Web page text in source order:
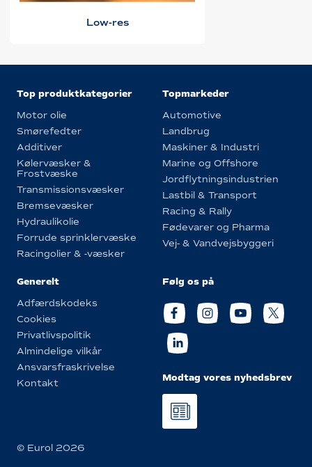
Low-res
Top produktkategorier
Motor olie
Smørefedter
Additiver
Kølervæsker &
Frostvæske
Transmissionsvæsker
Bremsevæsker
Hydraulikolie
Forrude sprinklervæske
Racingolier & -væsker
Topmarkeder
Automotive
Landbrug
Maskiner & Industri
Marine og Offshore
Jordflytningsindustrien
Lastbil & Transport
Racing & Rally
Fødevarer og Pharma
Vej- & Vandvejsbyggeri
Generelt
Adfærdskodeks
Cookies
Privatlivspolitik
Almindelige vilkår
Ansvarsfraskrivelse
Kontakt
Følg os på
Modtag vores nyhedsbrev
© Eurol 2026